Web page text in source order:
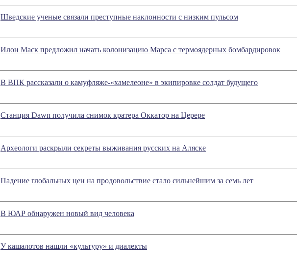
Шведские ученые связали преступные наклонности с низким пульсом
Илон Маск предложил начать колонизацию Марса с термоядерных бомбардировок
В ВПК рассказали о камуфляже-«хамелеоне» в экипировке солдат будущего
Станция Dawn получила снимок кратера Оккатор на Церере
Археологи раскрыли секреты выживания русских на Аляске
Падение глобальных цен на продовольствие стало сильнейшим за семь лет
В ЮАР обнаружен новый вид человека
У кашалотов нашли «культуру» и диалекты